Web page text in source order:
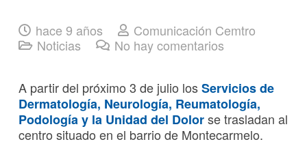
hace 9 años
Comunicación Cemtro
Noticias
No hay comentarios
A partir del próximo 3 de julio losServicios de
Dermatología, Neurología, Reumatología,
Podología y la Unidad del Dolorse trasladan al
centro situado en el barrio de Montecarmelo.